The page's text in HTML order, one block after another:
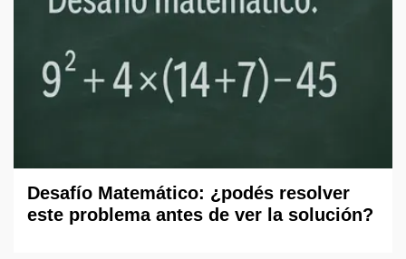
Desafío Matemático: ¿podés resolver
este problema antes de ver la solución?